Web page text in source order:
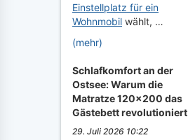
Einstellplatz für ein
Wohnmobil wählt, …
(mehr)
Schlafkomfort an der
Ostsee: Warum die
Matratze 120x200 das
Gästebett revolutioniert
29. Juli 2026 10:22